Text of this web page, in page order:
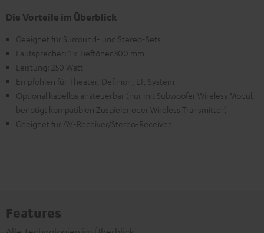
Die Vorteile im Überblick
Geeignet für Surround- und Stereo-Sets
Lautsprecher: 1 x Tieftöner 300 mm
Leistung: 250 Watt
Empfohlen für Theater, Definion, LT, System
Optional kabellos ansteuerbar (nur mit Subwoofer Wireless Modul,
benötigt kompatiblen Zuspieler oder Wireless Transmitter)
Geeignet für AV-Receiver/Stereo-Receiver
Features